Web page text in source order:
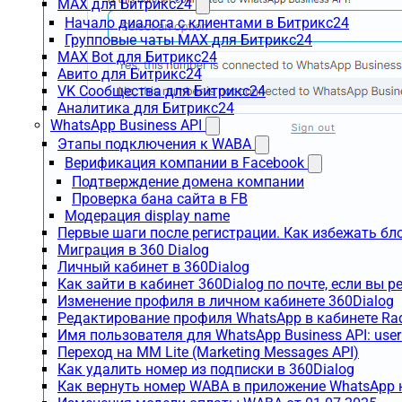
MAX для Битрикс24
Начало диалога с клиентами в Битрикс24
Групповые чаты MAX для Битрикс24
MAX Bot для Битрикс24
Авито для Битрикс24
VK Сообщества для Битрикс24
Аналитика для Битрикс24
WhatsApp Business API
Этапы подключения к WABA
Верификация компании в Facebook
Подтверждение домена компании
Проверка бана сайта в FB
Модерация display name
Первые шаги после регистрации. Как избежать
Миграция в 360 Dialog
Личный кабинет в 360Dialog
Как зайти в кабинет 360Dialog по почте, если вы
Изменение профиля в личном кабинете 360Dialog
Редактирование профиля WhatsApp в кабинете
Имя пользователя для WhatsApp Business API:
Переход на MM Lite (Marketing Messages API)
Как удалить номер из подписки в 360Dialog
Как вернуть номер WABA в приложение WhatsApp